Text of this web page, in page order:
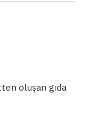
oluşan gıda